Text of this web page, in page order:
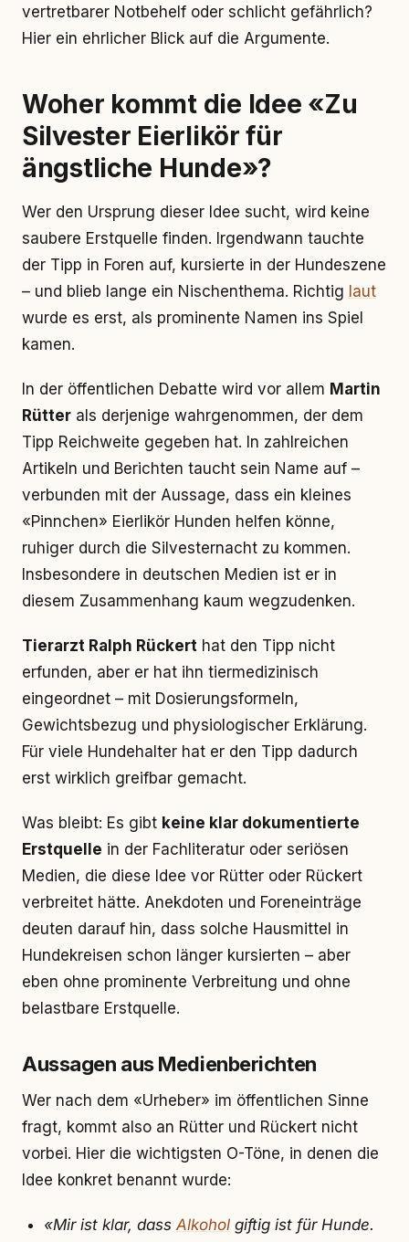
vertretbarer Notbehelf oder schlicht gefährlich?
Hier ein ehrlicher Blick auf die Argumente.
Woher kommt die Idee «Zu
Silvester Eierlikör für
ängstliche Hunde»?
Wer den Ursprung dieser Idee sucht, wird keine
saubere Erstquelle finden. Irgendwann tauchte
der Tipp in Foren auf, kursierte in der Hundeszene
– und blieb lange ein Nischenthema. Richtig laut
wurde es erst, als prominente Namen ins Spiel
kamen.
In der öffentlichen Debatte wird vor allem Martin
Rütter als derjenige wahrgenommen, der dem
Tipp Reichweite gegeben hat. In zahlreichen
Artikeln und Berichten taucht sein Name auf –
verbunden mit der Aussage, dass ein kleines
«Pinnchen» Eierlikör Hunden helfen könne,
ruhiger durch die Silvesternacht zu kommen.
Insbesondere in deutschen Medien ist er in
diesem Zusammenhang kaum wegzudenken.
Tierarzt Ralph Rückert hat den Tipp nicht
erfunden, aber er hat ihn tiermedizinisch
eingeordnet – mit Dosierungsformeln,
Gewichtsbezug und physiologischer Erklärung.
Für viele Hundehalter hat er den Tipp dadurch
erst wirklich greifbar gemacht.
Was bleibt: Es gibt keine klar dokumentierte
Erstquelle in der Fachliteratur oder seriösen
Medien, die diese Idee vor Rütter oder Rückert
verbreitet hätte. Anekdoten und Foreneinträge
deuten darauf hin, dass solche Hausmittel in
Hundekreisen schon länger kursierten – aber
eben ohne prominente Verbreitung und ohne
belastbare Erstquelle.
Aussagen aus Medienberichten
Wer nach dem «Urheber» im öffentlichen Sinne
fragt, kommt also an Rütter und Rückert nicht
vorbei. Hier die wichtigsten O-Töne, in denen die
Idee konkret benannt wurde:
«Mir ist klar, dassAlkohol giftig ist für Hunde.